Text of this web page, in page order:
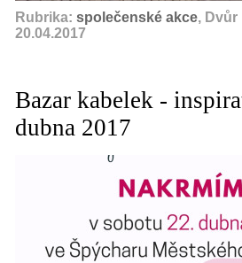
Rubrika: společenské akce, Dvůr
20.04.2017
Bazar kabelek -
dubna 2017